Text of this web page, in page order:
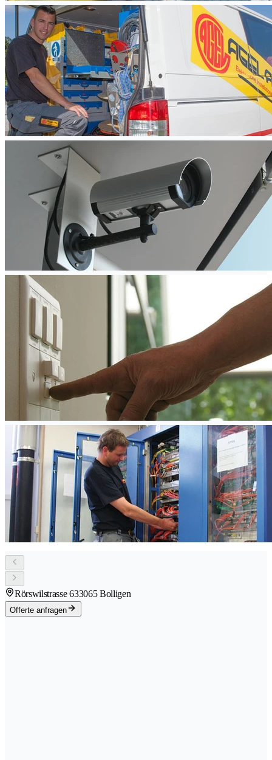
Rörswilstrasse 633065 Bolligen
Offerte anfragen